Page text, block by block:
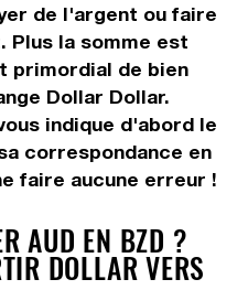
de l'argent ou faire
Plus la somme est
primordial de bien
Dollar Dollar.
indique d'abord le
correspondance en
faire aucune erreur !
AUD EN BZD ?
DOLLAR VERS